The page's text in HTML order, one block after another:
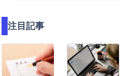
面接対策
キ
ー
注目記事